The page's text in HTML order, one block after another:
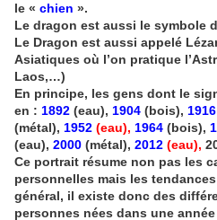
le « chien ».
Le dragon est aussi le symbole
Le Dragon est aussi appelé
Asiatiques où l’on pratique
Laos,…)
En principe, les gens dont le
en : 1892 (eau), 1904 (bois), 1916
(métal), 1952 (eau), 1964 (bois),
(eau), 2000 (métal), 2012 (eau),
Ce portrait résume non pas les
personnelles mais les
général, il existe donc des
personnes nées dans une